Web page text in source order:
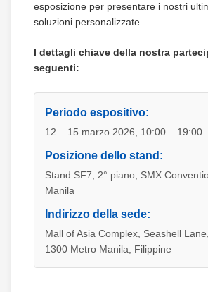
esposizione per presentare i nostri
soluzioni personalizzate.
I dettagli chiave della nostra
seguenti:
Periodo espositivo:
12 – 15 marzo 2026, 10:00 – 19:00
Posizione dello stand:
Stand SF7, 2° piano, SMX
Manila
Indirizzo della sede:
Mall of Asia Complex, Seashell
1300 Metro Manila, Filippine